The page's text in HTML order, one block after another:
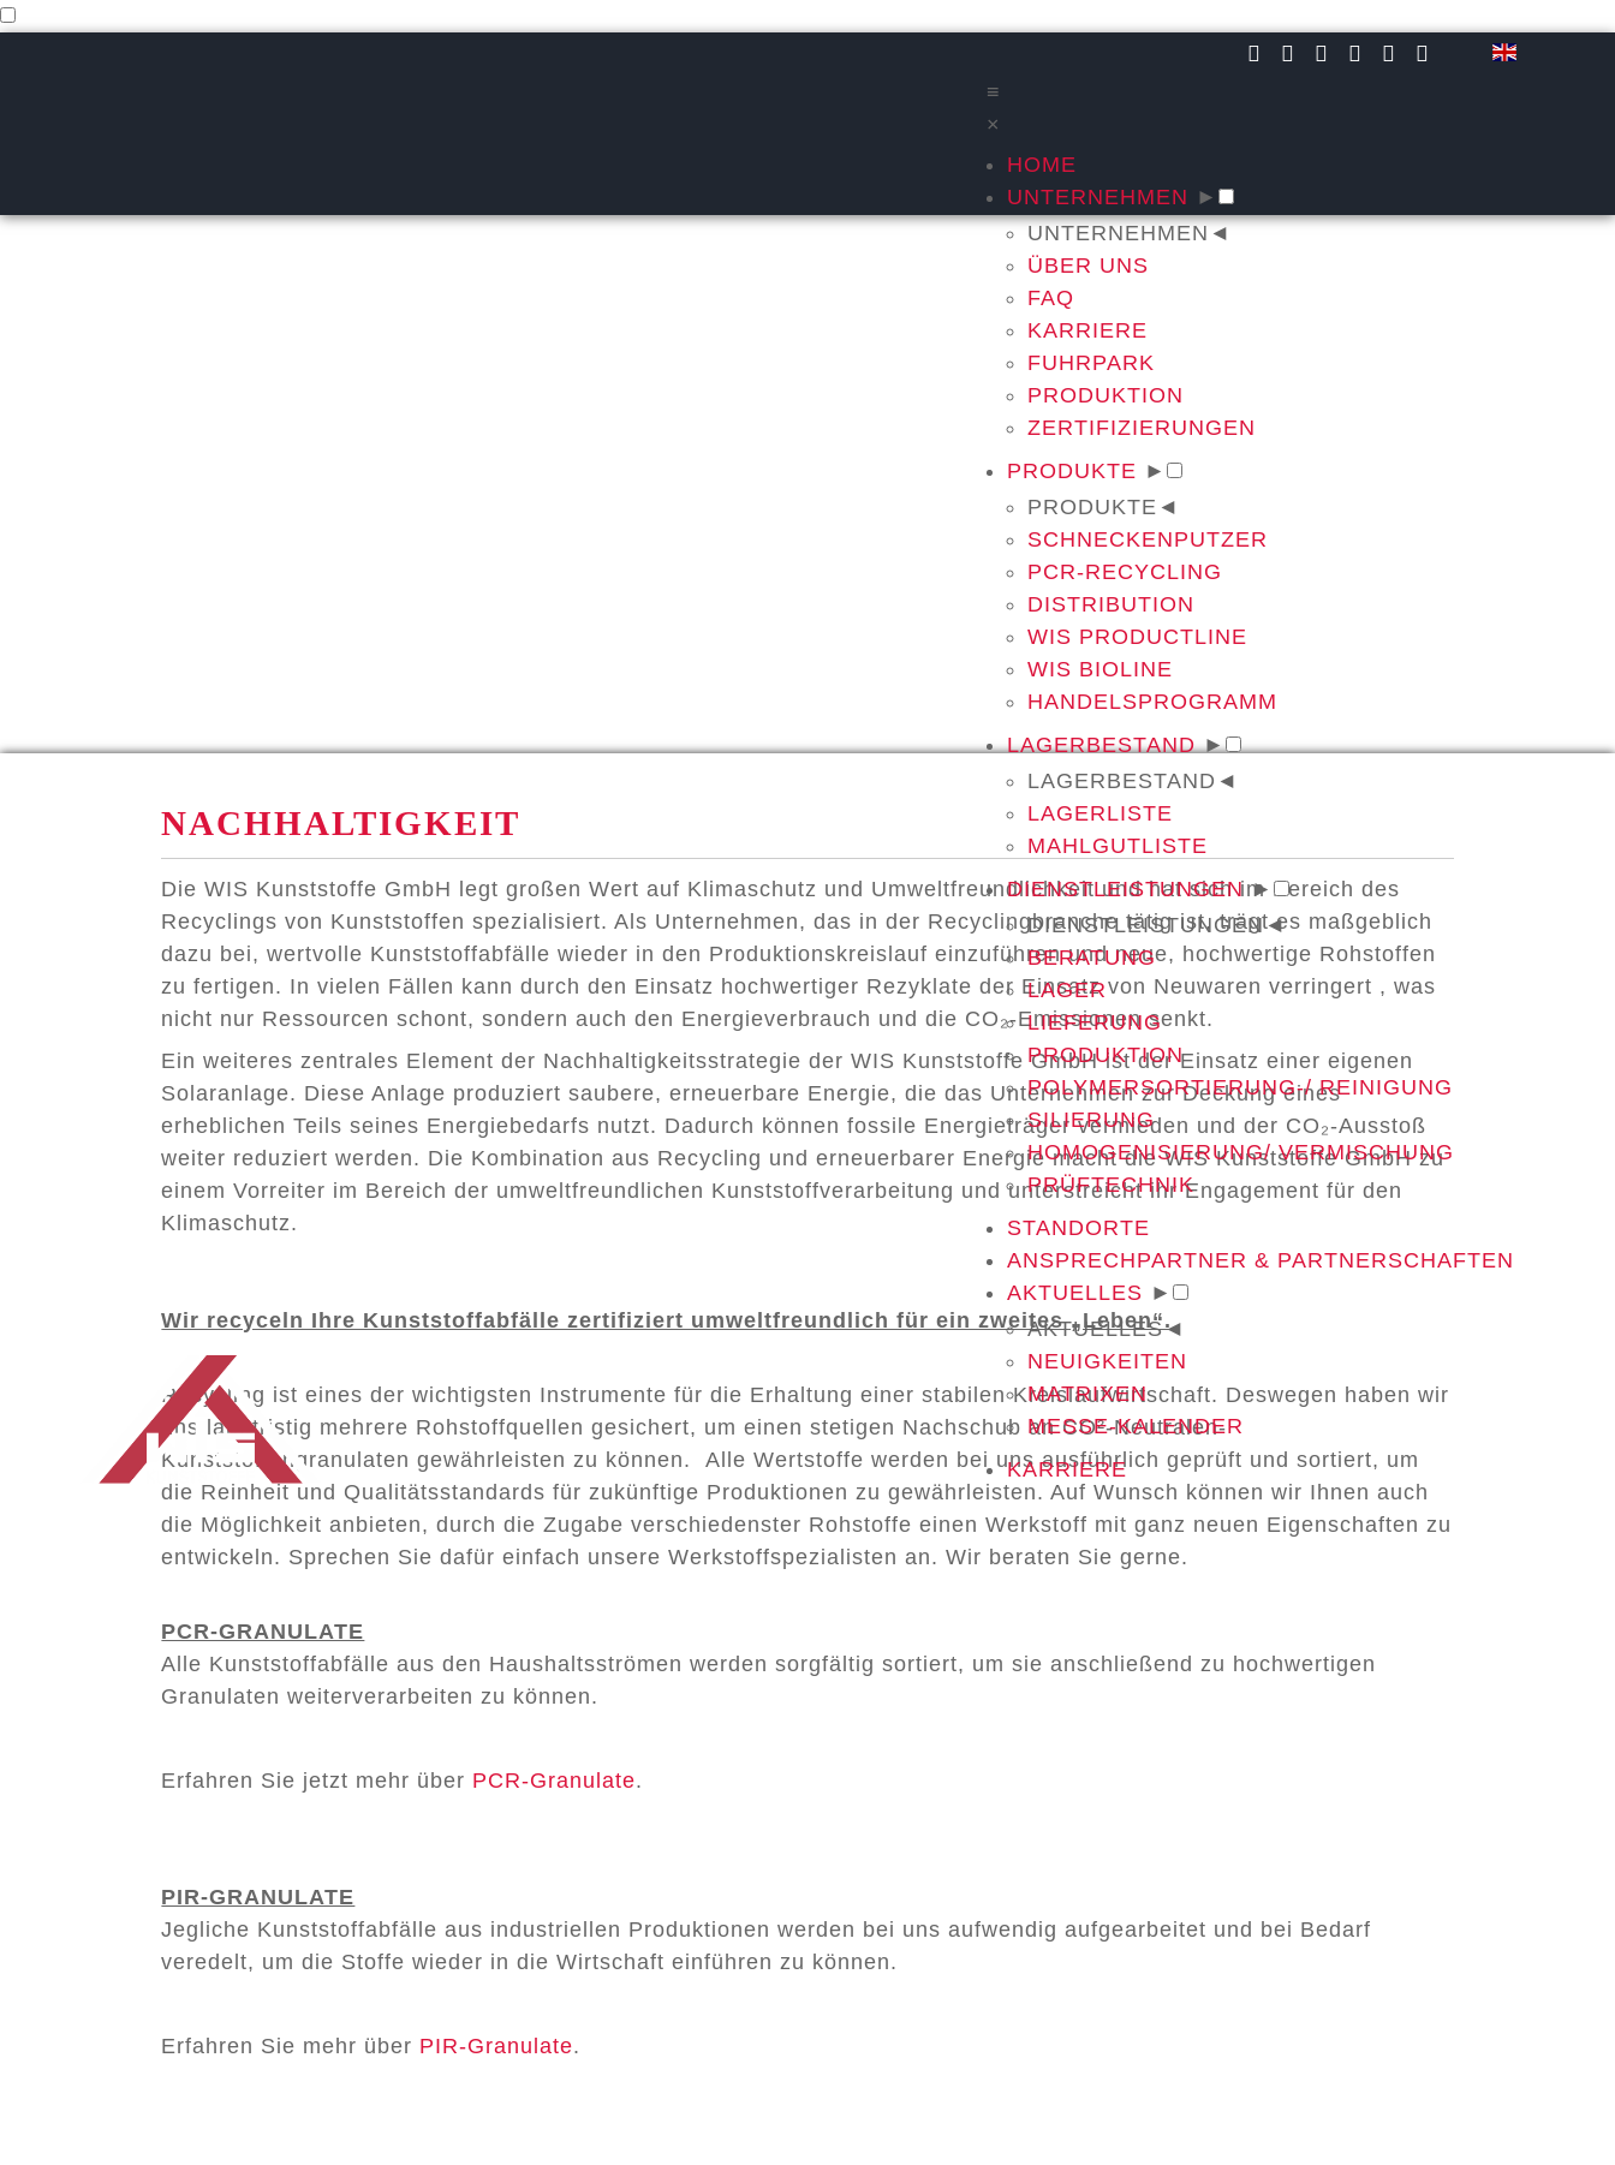
≡
×
HOME
UNTERNEHMEN ►
UNTERNEHMEN ◄
ÜBER UNS
FAQ
KARRIERE
FUHRPARK
PRODUKTION
ZERTIFIZIERUNGEN
PRODUKTE ►
PRODUKTE ◄
SCHNECKENPUTZER
PCR-RECYCLING
DISTRIBUTION
WIS PRODUCTLINE
WIS BIOLINE
HANDELSPROGRAMM
LAGERBESTAND ►
LAGERBESTAND ◄
LAGERLISTE
MAHLGUTLISTE
DIENSTLEISTUNGEN ►
DIENSTLEISTUNGEN◄
BERATUNG
LAGER
LIEFERUNG
PRODUKTION
POLYMERSORTIERUNG-/ REINIGUNG
SILIERUNG
HOMOGENISIERUNG/ VERMISCHUNG
PRÜFTECHNIK
STANDORTE
ANSPRECHPARTNER & PARTNERSCHAFTEN
AKTUELLES ►
AKTUELLES◄
NEUIGKEITEN
MATRIXEN
MESSE-KALENDER
KARRIERE
NACHHALTIGKEIT
Die WIS Kunststoffe GmbH legt großen Wert auf Klimaschutz und Umweltfreundlichkeit und hat sich im Bereich des
Recyclings von Kunststoffen spezialisiert. Als Unternehmen, das in der Recyclingbranche tätig ist, trägt es maßgeblich
dazu bei, wertvolle Kunststoffabfälle wieder in den Produktionskreislauf einzuführen und neue, hochwertige Rohstoffen
zu fertigen. In vielen Fällen kann durch den Einsatz hochwertiger Rezyklate der Einsatz von Neuwaren verringert , was
nicht nur Ressourcen schont, sondern auch den Energieverbrauch und die CO₂-Emissionen senkt.
Ein weiteres zentrales Element der Nachhaltigkeitsstrategie der WIS Kunststoffe GmbH ist der Einsatz einer eigenen
Solaranlage. Diese Anlage produziert saubere, erneuerbare Energie, die das Unternehmen zur Deckung eines
erheblichen Teils seines Energiebedarfs nutzt. Dadurch können fossile Energieträger vermieden und der CO₂-Ausstoß
weiter reduziert werden. Die Kombination aus Recycling und erneuerbarer Energie macht die WIS Kunststoffe GmbH zu
einem Vorreiter im Bereich der umweltfreundlichen Kunststoffverarbeitung und unterstreicht ihr Engagement für den
Klimaschutz.
Wir recyceln Ihre Kunststoffabfälle zertifiziert umweltfreundlich für ein zweites „Leben“.
Recycling ist eines der wichtigsten Instrumente für die Erhaltung einer stabilen Kreislaufwirtschaft. Deswegen haben wir
uns langfristig mehrere Rohstoffquellen gesichert, um einen stetigen Nachschub an CO²-Neutralen-
Kunststoffengranulaten gewährleisten zu können. Alle Wertstoffe werden bei uns ausführlich geprüft und sortiert, um
die Reinheit und Qualitätsstandards für zukünftige Produktionen zu gewährleisten. Auf Wunsch können wir Ihnen auch
die Möglichkeit anbieten, durch die Zugabe verschiedenster Rohstoffe einen Werkstoff mit ganz neuen Eigenschaften zu
entwickeln. Sprechen Sie dafür einfach unsere Werkstoffspezialisten an. Wir beraten Sie gerne.
PCR-GRANULATE
Alle Kunststoffabfälle aus den Haushaltsströmen werden sorgfältig sortiert, um sie anschließend zu hochwertigen
Granulaten weiterverarbeiten zu können.
Erfahren Sie jetzt mehr über PCR-Granulate.
PIR-GRANULATE
Jegliche Kunststoffabfälle aus industriellen Produktionen werden bei uns aufwendig aufgearbeitet und bei Bedarf
veredelt, um die Stoffe wieder in die Wirtschaft einführen zu können.
Erfahren Sie mehr über PIR-Granulate.